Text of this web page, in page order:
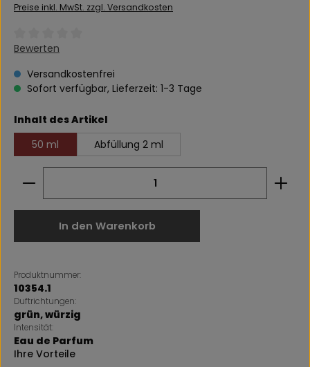
Preise inkl. MwSt. zzgl. Versandkosten
Durchschnittliche Bewertung von 0 von 5 Sternen
Bewerten
Versandkostenfrei
Sofort verfügbar, Lieferzeit: 1-3 Tage
Inhalt des Artikel
50 ml
Abfüllung 2 ml
Produkt Anzahl: Gib den gewünschten Wert
In den Warenkorb
Produktnummer:
10354.1
Duftrichtungen:
grün, würzig
Intensität:
Eau de Parfum
Ihre Vorteile